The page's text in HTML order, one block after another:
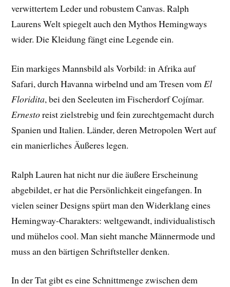
verwittertem Leder und robustem Canvas. Ralph
Laurens Welt spiegelt auch den Mythos Hemingways
wider. Die Kleidung fängt eine Legende ein.
Ein markiges Mannsbild als Vorbild: in Afrika auf
Safari, durch Havanna wirbelnd und am Tresen vomEl
Floridita, bei den Seeleuten im Fischerdorf Cojímar.
Ernestoreist zielstrebig und fein zurechtgemacht durch
Spanien und Italien. Länder, deren Metropolen Wert auf
ein manierliches Äußeres legen.
Ralph Lauren hat nicht nur die äußere Erscheinung
abgebildet, er hat die Persönlichkeit eingefangen. In
vielen seiner Designs spürt man den Widerklang eines
Hemingway-Charakters: weltgewandt, individualistisch
und mühelos cool. Man sieht manche Männermode und
muss an den bärtigen Schriftsteller denken.
In der Tat gibt es eine Schnittmenge zwischen dem